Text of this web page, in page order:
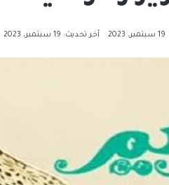
19 سبتمبر، 2023 آخر تحديث: 19 سبتمبر، 2023